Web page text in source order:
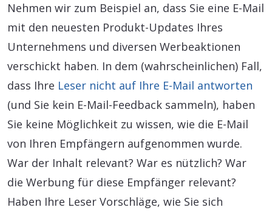
Nehmen wir zum Beispiel an, dass Sie eine E-Mail
mit den neuesten Produkt-Updates Ihres
Unternehmens und diversen Werbeaktionen
verschickt haben. In dem (wahrscheinlichen) Fall,
dass Ihre Leser nicht auf Ihre E-Mail antworten
(und Sie kein E-Mail-Feedback sammeln), haben
Sie keine Möglichkeit zu wissen, wie die E-Mail
von Ihren Empfängern aufgenommen wurde.
War der Inhalt relevant? War es nützlich? War
die Werbung für diese Empfänger relevant?
Haben Ihre Leser Vorschläge, wie Sie sich